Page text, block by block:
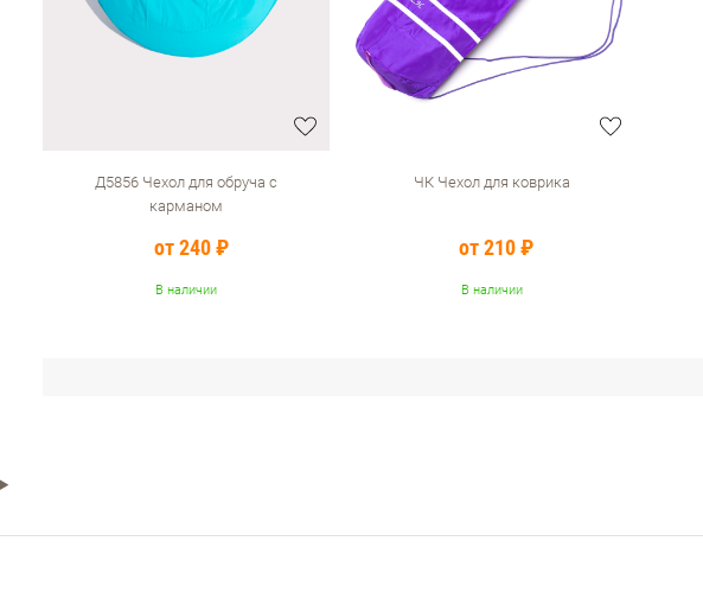
Д5856 Чехол для обруча с
карманом
от 240 ₽
В наличии
ЧК Чехол для коврика
от 210 ₽
В наличии